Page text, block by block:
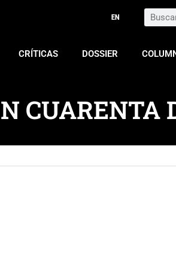
Search
CRÍTICAS DOSSIER
CUARENTA